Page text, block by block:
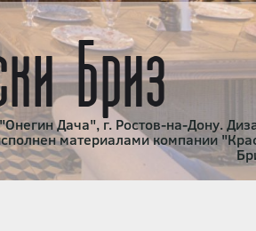
Бриз
Дача", г. Ростов-на-Дону.
материалами компании